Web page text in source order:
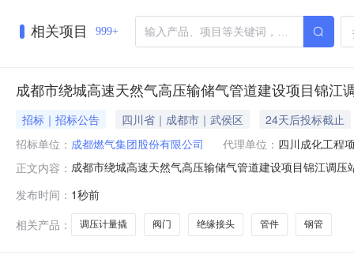
相关项目 999+
成都市绕城高速天然气高压输储气管道建设项目锦
招标｜招标公告 四川省｜成都市｜武侯区
24天后投标截止
招标单位： 成都燃气集团股份有限公司 代理单位： 四川成化工程
正文内容： 成都市绕城高速天然气高压输储气管道建设项目锦江调
集团股份有限公司，建设资金来自业主自筹（资金来源
成都市发展和改革委员会（核准
发布时间： 1秒前
相关产品：
调压计量撬 阀门 绝缘接头 管件 钢管